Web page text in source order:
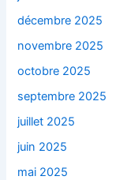
décembre 2025
novembre 2025
octobre 2025
septembre 2025
juillet 2025
juin 2025
mai 2025